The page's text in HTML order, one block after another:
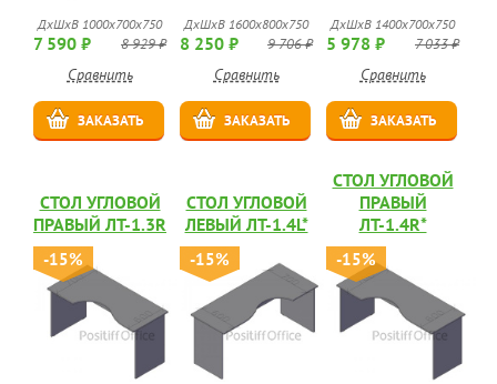
ДхШхВ 1000х700х750
7 590 ₽ 8 929 ₽
Сравнить
ЗАКАЗАТЬ
ДхШхВ 1600х800х750
8 250 ₽ 9 706 ₽
Сравнить
ЗАКАЗАТЬ
ДхШхВ 1400х700х750
5 978 ₽ 7 033 ₽
Сравнить
ЗАКАЗАТЬ
СТОЛ УГЛОВОЙ
ПРАВЫЙ ЛТ-1.3R
-15%
СТОЛ УГЛОВОЙ
ЛЕВЫЙ ЛТ-1.4L*
-15%
СТОЛ УГЛОВОЙ
ПРАВЫЙ
ЛТ-1.4R*
-15%